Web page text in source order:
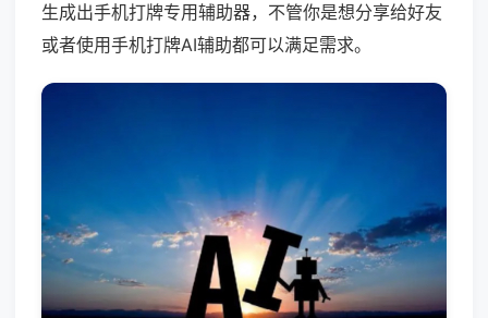
生成出手机打牌专用辅助器，不管你是想分享给好友
或者使用手机打牌AI辅助都可以满足需求。